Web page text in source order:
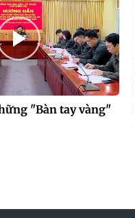
"Bàn tay vàng"